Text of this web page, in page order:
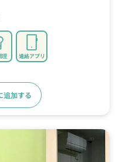
理 連絡アプリ
追加する